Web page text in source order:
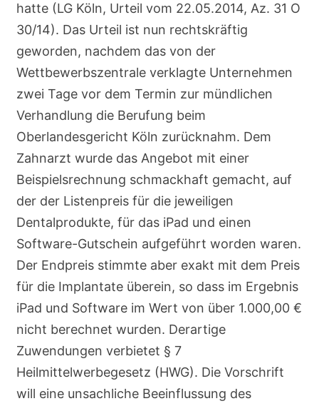
hatte (LG Köln, Urteil vom 22.05.2014, Az. 31 O
30/14). Das Urteil ist nun rechtskräftig
geworden, nachdem das von der
Wettbewerbszentrale verklagte Unternehmen
zwei Tage vor dem Termin zur mündlichen
Verhandlung die Berufung beim
Oberlandesgericht Köln zurücknahm. Dem
Zahnarzt wurde das Angebot mit einer
Beispielsrechnung schmackhaft gemacht, auf
der der Listenpreis für die jeweiligen
Dentalprodukte, für das iPad und einen
Software-Gutschein aufgeführt worden waren.
Der Endpreis stimmte aber exakt mit dem Preis
für die Implantate überein, so dass im Ergebnis
iPad und Software im Wert von über 1.000,00 €
nicht berechnet wurden. Derartige
Zuwendungen verbietet § 7
Heilmittelwerbegesetz (HWG). Die Vorschrift
will eine unsachliche Beeinflussung des